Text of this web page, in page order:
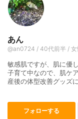
あん
@an0724 / 40代前半 / 女
敏感肌ですが、肌に優
子育て中なので、肌ケ
産後の体型改善グッズ
フォローする